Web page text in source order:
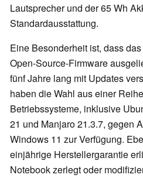
Lautsprecher und der 65 Wh
Standardausstattung.
Eine Besonderheit ist, dass
Open-Source-Firmware
fünf Jahre lang mit Updates
haben die Wahl aus einer
Betriebssysteme, inklusive
21 und Manjaro 21.3.7, gegen
Windows 11 zur Verfügung.
einjährige Herstellergarantie
Notebook zerlegt oder